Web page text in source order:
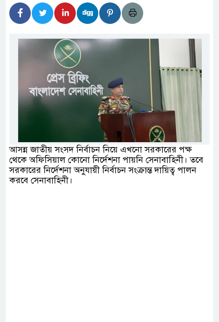
স্থিতিশীল সরকার,প্রবাসীদের বিনিয়োগের এখনই
নিচে গাঁজার ড্রাম, মাদক কারবারি আটক
বাজেট সংশোধনের দাবিতে ফরিদগঞ্জে অহিংস
উঠান বৈঠক
অবৈধ লেনদেনে জড়িয়ে পড়ছে স্থানীয় বিকাশ
বলেশ্বর নদীতে যৌথ অভিযানে ৩টি অবৈধ বাঁধা জাল জব্দ
আসন্ন জাতীয় সংসদ নির্বাচন নিয়ে এখনো সরকারের পক্ষ
থেকে অফিসিয়াল কোনো নির্দেশনা পায়নি সেনাবাহিনী। তবে
সরকারের নির্দেশনা অনুযায়ী নির্বাচন সংক্রান্ত দায়িত্ব পালন
করবে সেনাবাহিনী।